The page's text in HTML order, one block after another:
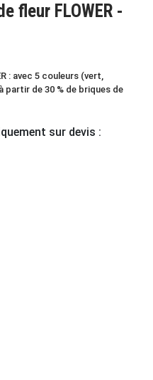
fleur FLOWER -
: avec 5 couleurs (vert,
partir de 30 % de briques de
sur devis :